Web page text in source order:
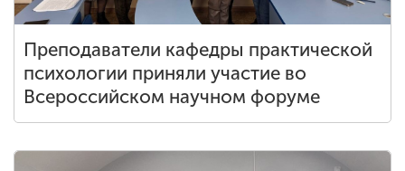
Преподаватели кафедры практической
психологии приняли участие во
Всероссийском научном форуме